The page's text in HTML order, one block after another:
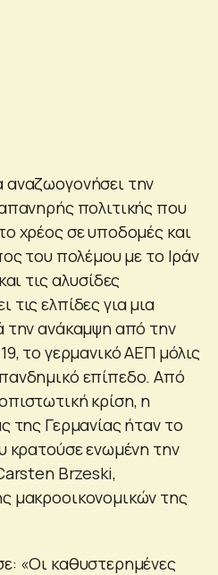
την
πολιτικής που
χρέος σε υποδομές και
του πολέμου με το Ιράν
τις αλυσίδες
ελπίδες για μια
την ανάκαμψη από την
το γερμανικό ΑΕΠ μόλις
επίπεδο. Από
κρίση, η
της Γερμανίας ήταν το
κρατούσε ενωμένη την
Brzeski,
μακροοικονομικών της
«Οι καθυστερημένες